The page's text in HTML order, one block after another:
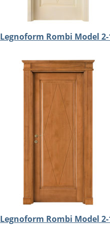
Legnoform Rombi Model 2-
Legnoform Rombi Model 2-